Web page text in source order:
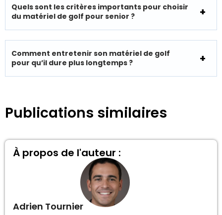
Quels sont les critères importants pour choisir
du matériel de golf pour senior ?
Comment entretenir son matériel de golf
pour qu’il dure plus longtemps ?
Publications similaires
À propos de l'auteur :
Adrien Tournier